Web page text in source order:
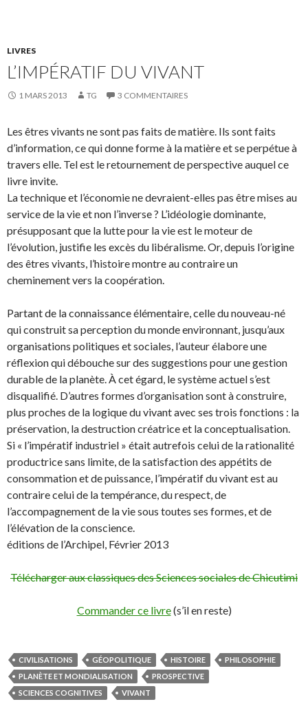
LIVRES
L’IMPÉRATIF DU VIVANT
1 MARS 2013 TG 3 COMMENTAIRES
Les êtres vivants ne sont pas faits de matière. Ils sont faits
d’information, ce qui donne forme à la matière et se perpétue à
travers elle. Tel est le retournement de perspective auquel ce
livre invite.
La technique et l’économie ne devraient-elles pas être mises au
service de la vie et non l’inverse ? L’idéologie dominante,
présupposant que la lutte pour la vie est le moteur de
l’évolution, justifie les excès du libéralisme. Or, depuis l’origine
des êtres vivants, l’histoire montre au contraire un
cheminement vers la coopération.
Partant de la connaissance élémentaire, celle du nouveau-né
qui construit sa perception du monde environnant, jusqu’aux
organisations politiques et sociales, l’auteur élabore une
réflexion qui débouche sur des suggestions pour une gestion
durable de la planète. À cet égard, le système actuel s’est
disqualifié. D’autres formes d’organisation sont à construire,
plus proches de la logique du vivant avec ses trois fonctions : la
préservation, la destruction créatrice et la conceptualisation.
Si « l’impératif industriel » était autrefois celui de la rationalité
productrice sans limite, de la satisfaction des appétits de
consommation et de puissance, l’impératif du vivant est au
contraire celui de la tempérance, du respect, de
l’accompagnement de la vie sous toutes ses formes, et de
l’élévation de la conscience.
éditions de l’Archipel, Février 2013
Télécharger aux classiques des Sciences sociales de Chicutimi
Commander ce livre(s’il en reste)
CIVILISATIONS GÉOPOLITIQUE HISTOIRE
PHILOSOPHIE
PLANÈTE ET MONDIALISATION
PROSPECTIVE
SCIENCES COGNITIVES
VIVANT